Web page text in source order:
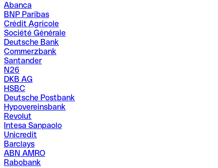
Abanca
BNP Paribas
Crédit Agricole
Société Générale
Deutsche Bank
Commerzbank
Santander
N26
DKB AG
HSBC
Deutsche Postbank
Hypovereinsbank
Revolut
Intesa Sanpaolo
Unicredit
Barclays
ABN AMRO
Rabobank